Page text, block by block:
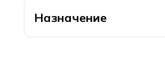
Назначение